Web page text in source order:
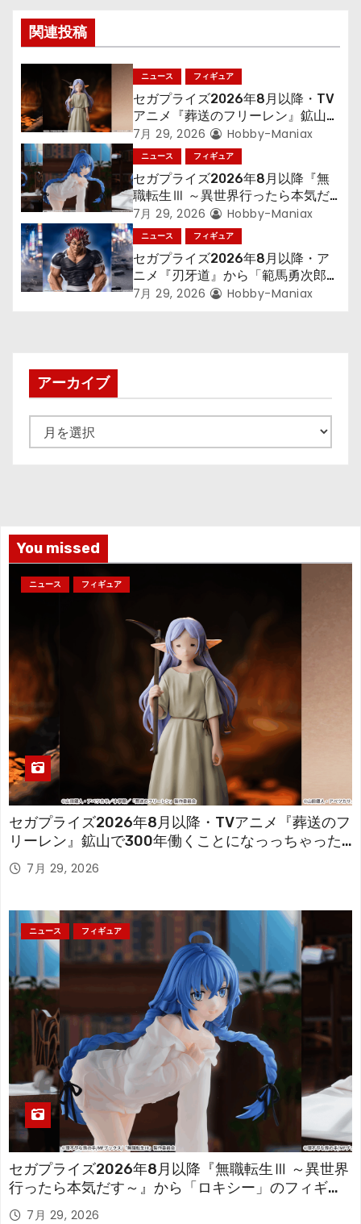
ゲ
ー
シ
ョ
ン
関連投稿
ニュース フィギュア
セガプライズ2026年8月以降・TV
アニメ『葬送のフリーレン』鉱山で
300年働くことになっっちゃった
「フリーレン」を立体化！
7月 29, 2026 Hobby-Maniax
ニュース フィギュア
セガプライズ2026年8月以降『無
職転生Ⅲ ～異世界行ったら本気だ
す～』から「ロキシー」のフィギュ
アが登場！
7月 29, 2026 Hobby-Maniax
ニュース フィギュア
セガプライズ2026年8月以降・ア
ニメ『刃牙道』から「範馬勇次郎」
が登場ッッ!!
7月 29, 2026 Hobby-Maniax
アーカイブ
ー
You missed
ニュース フィギュア
セガプライズ2026年8月以降・TVアニメ『葬送のフ
リーレン』鉱山で300年働くことになっっちゃった
「フリーレン」を立体化！
7月 29, 2026
ニュース フィギュア
セガプライズ2026年8月以降『無職転生Ⅲ ～異世界
行ったら本気だす～』から「ロキシー」のフィギュ
アが登場！
7月 29, 2026